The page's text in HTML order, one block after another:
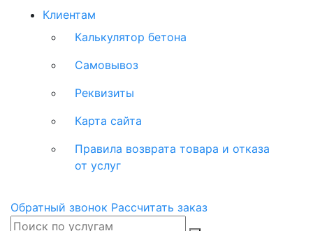
Клиентам
Калькулятор бетона
Самовывоз
Реквизиты
Карта сайта
Правила возврата товара и отказа
от услуг
Обратный звонок Рассчитать заказ